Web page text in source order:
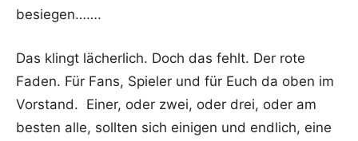
besiegen…….
Das klingt lächerlich. Doch das fehlt. Der rote
Faden. Für Fans, Spieler und für Euch da oben im
Vorstand. Einer, oder zwei, oder drei, oder am
besten alle, sollten sich einigen und endlich, eine